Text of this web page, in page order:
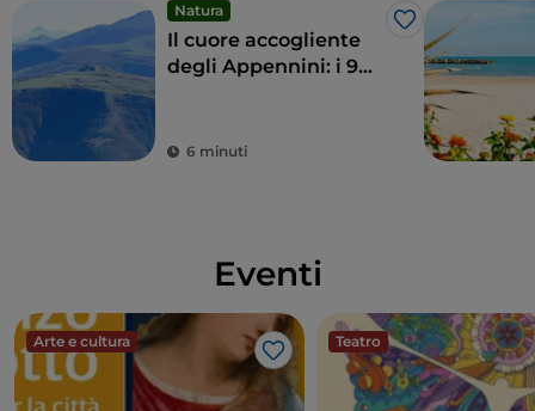
Natura
Like
Il cuore accogliente
degli Appennini: i 9
6 minuti
Eventi
Arte e cultura
Like
Teatro